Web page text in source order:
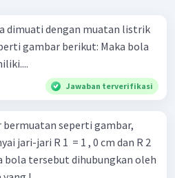
dimuati dengan muatan listrik
berikut: Maka bola
Jawaban terverifikasi
bermuatan seperti gambar,
jari-jari R 1 ​ = 1 , 0 cm dan R 2
bola tersebut dihubungkan oleh